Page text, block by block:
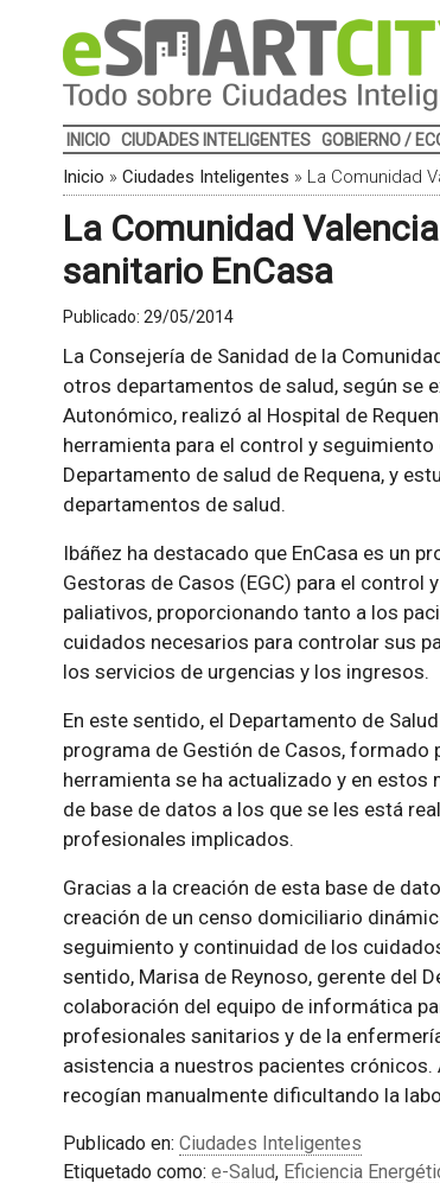
INICIO CIUDADES INTELIGENTES GOBIERNO /
Inicio » Ciudades Inteligentes » La Comunidad
La Comunidad
sanitario EnCasa
Publicado: 29/05/2014
La Consejería de Sanidad de la
otros departamentos de salud, según se
Autonómico, realizó al Hospital de
herramienta para el control y
Departamento de salud de Requena, y
departamentos de salud.
Ibáñez ha destacado que EnCasa es un
Gestoras de Casos (EGC) para el
paliativos, proporcionando tanto a los
cuidados necesarios para controlar sus
los servicios de urgencias y los ingresos.
En este sentido, el Departamento de
programa de Gestión de Casos,
herramienta se ha actualizado y en
de base de datos a los que se les está
profesionales implicados.
Gracias a la creación de esta base de
creación de un censo domiciliario
seguimiento y continuidad de los
sentido, Marisa de Reynoso, gerente del
colaboración del equipo de informática
profesionales sanitarios y de la
asistencia a nuestros pacientes
recogían manualmente dificultando la
Publicado en: Ciudades Inteligentes
Etiquetado como: e-Salud, Eficiencia